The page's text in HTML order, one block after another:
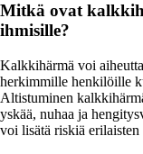
Mitkä ovat
ihmisille?
Kalkkihärmä voi
herkimmille henkilöille
Altistuminen
yskää, nuhaa ja
voi lisätä riskiä